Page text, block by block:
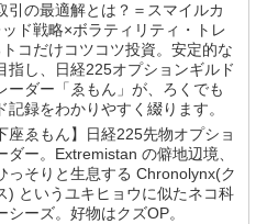
引の最適解とは？＝スマイルカ
ド戦略×ボラティリティ・トレ
コだけコツコツ投資。安定的な
指し、日経225オプションギルド
ーダー「ゑもん」が、ろくでも
記録をわかりやすく綴ります。
座ゑもん】日経225先物オプショ
ダー。Extremistan の僻地辺境、
っそりと生息する Chronolynx(ク
) というユキヒョウに似たネコ科
シーズ。好物はクズOP。